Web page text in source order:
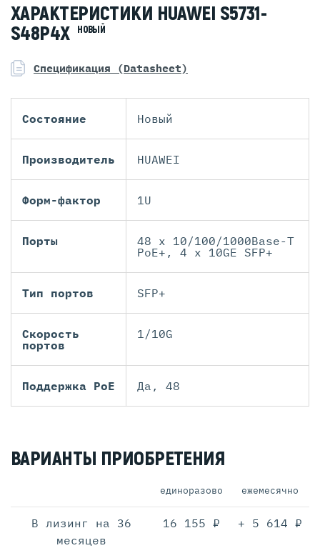
ХАРАКТЕРИСТИКИ HUAWEI S5731-
S48P4X
НОВЫЙ
Спецификация (Datasheet)
Состояние Новый
Производитель HUAWEI
Форм-фактор 1U
Порты
48 x 10/100/1000Base-T
PoE+, 4 x 10GE SFP+
Тип портов SFP+
Скорость
портов
1/10G
Поддержка PoE Да, 48
ВАРИАНТЫ ПРИОБРЕТЕНИЯ
единоразово ежемесячно
В лизинг на 36
месяцев
16 155 ₽ + 5 614 ₽